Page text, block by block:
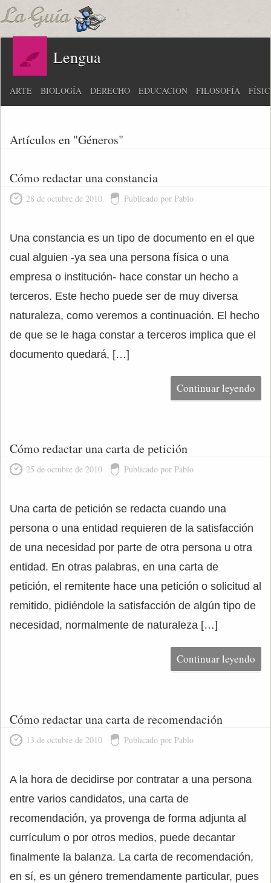
Lengua
ARTE BIOLOGÍA DERECHO EDUCACIÓN FILOSOFÍA
Artículos en "Géneros"
Cómo redactar una constancia
28 de octubre de 2010 Publicado por Pablo
Una constancia es un tipo de documento en el que
cual alguien -ya sea una persona física o una
empresa o institución- hace constar un hecho a
terceros. Este hecho puede ser de muy diversa
naturaleza, como veremos a continuación. El hecho
de que se le haga constar a terceros implica que el
documento quedará, […]
Continuar leyendo
Cómo redactar una carta de petición
25 de octubre de 2010 Publicado por Pablo
Una carta de petición se redacta cuando una
persona o una entidad requieren de la satisfacción
de una necesidad por parte de otra persona u otra
entidad. En otras palabras, en una carta de
petición, el remitente hace una petición o solicitud al
remitido, pidiéndole la satisfacción de algún tipo de
necesidad, normalmente de naturaleza […]
Continuar leyendo
Cómo redactar una carta de recomendación
13 de octubre de 2010 Publicado por Pablo
A la hora de decidirse por contratar a una persona
entre varios candidatos, una carta de
recomendación, ya provenga de forma adjunta al
currículum o por otros medios, puede decantar
finalmente la balanza. La carta de recomendación,
en sí, es un género tremendamente particular, pues